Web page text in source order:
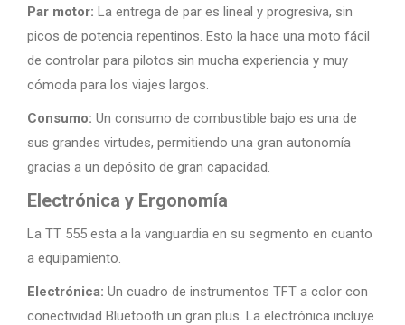
Par motor: La entrega de par es lineal y progresiva, sin
picos de potencia repentinos. Esto la hace una moto fácil
de controlar para pilotos sin mucha experiencia y muy
cómoda para los viajes largos.
Consumo: Un consumo de combustible bajo es una de
sus grandes virtudes, permitiendo una gran autonomía
gracias a un depósito de gran capacidad.
Electrónica y Ergonomía
La TT 555 esta a la vanguardia en su segmento en cuanto
a equipamiento.
Electrónica: Un cuadro de instrumentos TFT a color con
conectividad Bluetooth un gran plus. La electrónica incluye